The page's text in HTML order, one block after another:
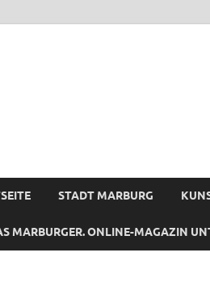
STADT MARBURG
MARBURGER. ONLINE-MAGAZIN